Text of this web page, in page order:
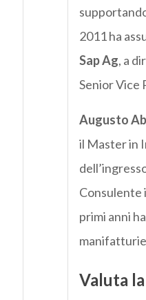
2011 ha
Sap Ag, a
Senior Vice
Augusto
il Master in
Consulente
primi anni
Valuta